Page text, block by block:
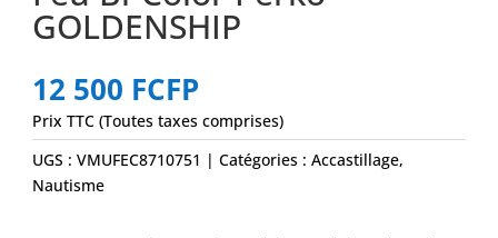
GOLDENSHIP
12 500 FCFP
Prix TTC (Toutes taxes comprises)
UGS :VMUFEC8710751 Catégories :Accastillage,
Nautisme